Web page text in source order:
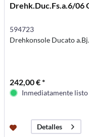
Drehk.Duc.Fs.a.6/06
594723
Drehkonsole Ducato
242,00 € *
Inmediatamente
Detalles